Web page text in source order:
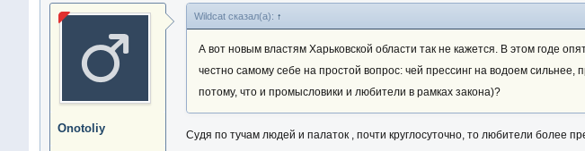
Onotoliy
Wildcat сказал(а): ↑
А вот новым властям Харьковской области так не кажется. В этом годе
честно самому себе на простой вопрос: чей прессинг на водоем
потому, что и промысловики и любители в рамках закона)?
Судя по тучам людей и палаток , почти круглосуточно, то любители более